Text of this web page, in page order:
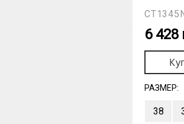
6 428
РАЗМЕР:
38